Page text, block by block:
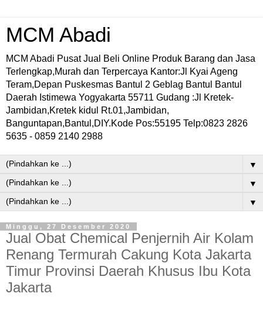
MCM Abadi
MCM Abadi Pusat Jual Beli Online Produk Barang dan Jasa
Terlengkap,Murah dan Terpercaya Kantor:Jl Kyai Ageng
Teram,Depan Puskesmas Bantul 2 Geblag Bantul Bantul
Daerah Istimewa Yogyakarta 55711 Gudang :Jl Kretek-
Jambidan,Kretek kidul Rt.01,Jambidan,
Banguntapan,Bantul,DIY.Kode Pos:55195 Telp:0823 2826
5635 - 0859 2140 2988
▼
▼
▼
Minggu, 27 Desember 2020
Jual Obat Chemical Penjernih Air Kolam
Renang Termurah Cakung Kota Jakarta
Timur Provinsi Daerah Khusus Ibu Kota
Jakarta